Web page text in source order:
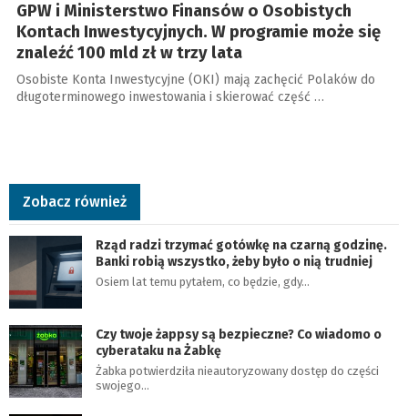
GPW i Ministerstwo Finansów o Osobistych
Kontach Inwestycyjnych. W programie może się
znaleźć 100 mld zł w trzy lata
Osobiste Konta Inwestycyjne (OKI) mają zachęcić Polaków do
długoterminowego inwestowania i skierować część …
Zobacz również
Rząd radzi trzymać gotówkę na czarną godzinę.
Banki robią wszystko, żeby było o nią trudniej
Osiem lat temu pytałem, co będzie, gdy…
Czy twoje żappsy są bezpieczne? Co wiadomo o
cyberataku na Żabkę
Żabka potwierdziła nieautoryzowany dostęp do części
swojego…